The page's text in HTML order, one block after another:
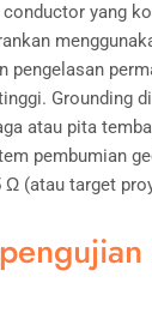
yang
pengelasan
Grounding
atau pita
pembumian
(atau target